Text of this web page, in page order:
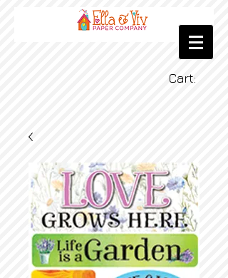
Cart: